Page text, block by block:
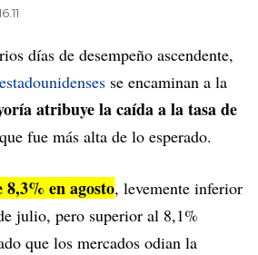
días de desempeño ascendente,
se encaminan a la
atribuye la caída a la tasa de
fue más alta de lo esperado.
en agosto, levemente inferior
julio, pero superior al 8,1%
que los mercados odian la